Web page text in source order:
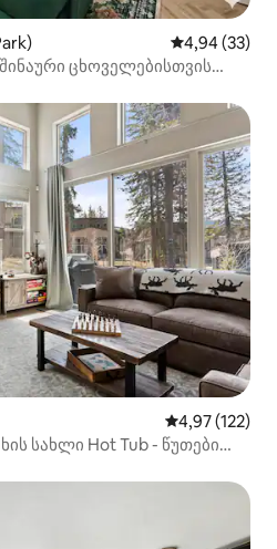
საშუალო
4,94 (33)
ცხოველებისთვის
საშუალო
4,97 (122)
სახლი Hot Tub - წუთები